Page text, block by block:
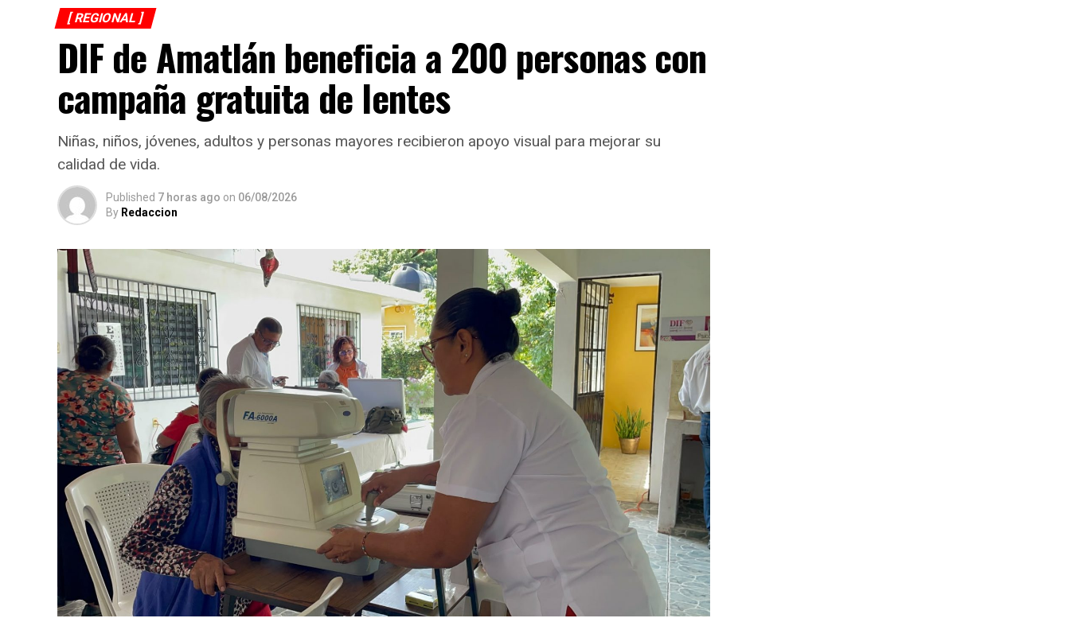
[ REGIONAL ]
DIF de Amatlán beneficia a 200 personas con
campaña gratuita de lentes
Niñas, niños, jóvenes, adultos y personas mayores recibieron apoyo visual para mejorar su
calidad de vida.
Published 7 horas ago on 06/08/2026
By Redaccion